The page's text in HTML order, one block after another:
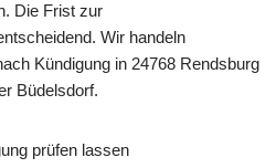
Die Frist zur
Wir handeln
Kündigung in 24768 Rendsburg
Büdelsdorf.
prüfen lassen